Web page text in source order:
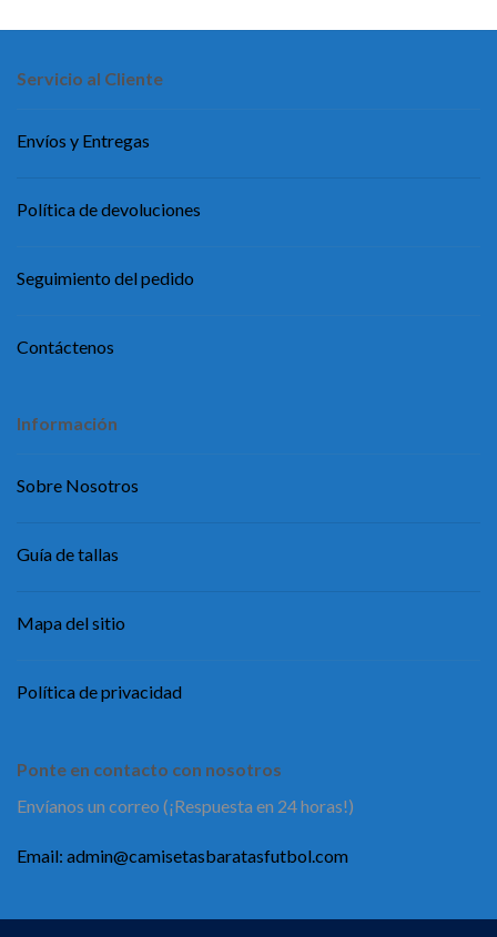
Servicio al Cliente
Envíos y Entregas
Política de devoluciones
Seguimiento del pedido
Contáctenos
Información
Sobre Nosotros
Guía de tallas
Mapa del sitio
Política de privacidad
Ponte en contacto con nosotros
Envíanos un correo (¡Respuesta en 24 horas!)
Email: admin@camisetasbaratasfutbol.com